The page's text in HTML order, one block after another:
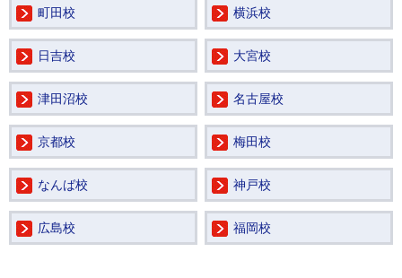
町田校 横浜校
日吉校 大宮校
津田沼校 名古屋校
京都校 梅田校
なんば校 神戸校
広島校 福岡校